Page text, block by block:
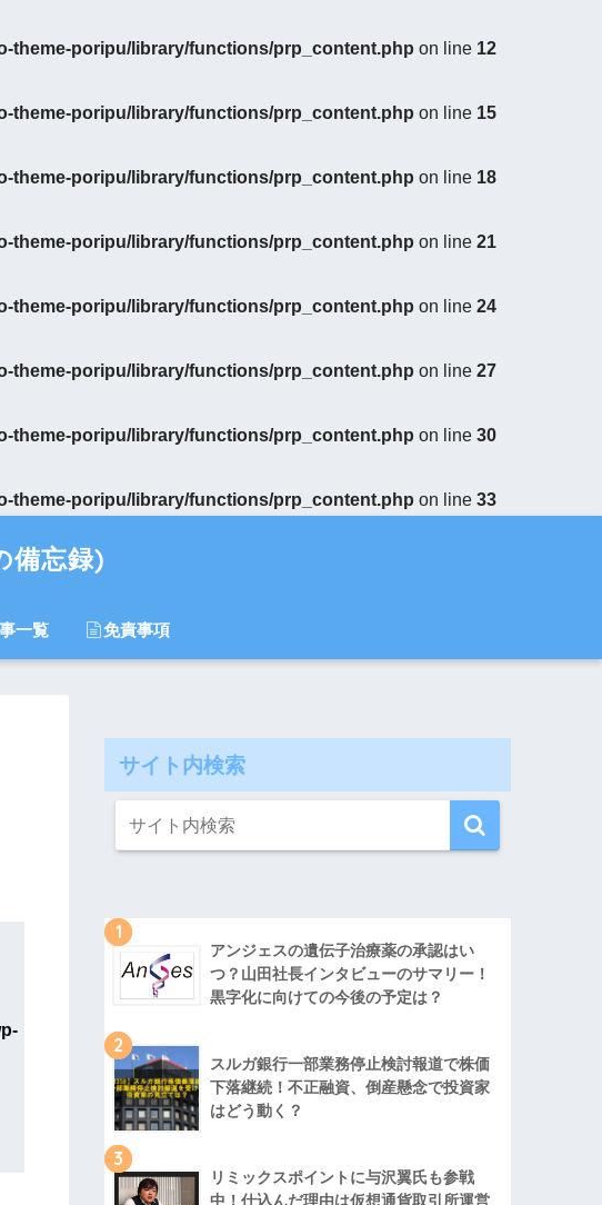
theme-poripu/library/functions/prp_content.php on line 12
theme-poripu/library/functions/prp_content.php on line 15
theme-poripu/library/functions/prp_content.php on line 18
theme-poripu/library/functions/prp_content.php on line 21
theme-poripu/library/functions/prp_content.php on line 24
theme-poripu/library/functions/prp_content.php on line 27
theme-poripu/library/functions/prp_content.php on line 30
theme-poripu/library/functions/prp_content.php on line 33
忘録)
一覧 免責事項
サイト内検索
1
アンジェスの遺伝子治療薬の承認はい
つ？山田社長インタビューのサマリー！
黒字化に向けての今後の予定は？
2
スルガ銀行一部業務停止検討報道で株価
下落継続！不正融資、倒産懸念で投資家
はどう動く？
3
リミックスポイントに与沢翼氏も参戦
中！仕込んだ理由は仮想通貨取引所運営